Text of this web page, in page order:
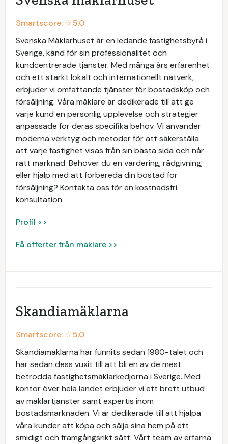
Smartscore: ☆5.0
Svenska Mäklarhuset är en ledande fastighetsbyrå i
Sverige, känd för sin professionalitet och
kundcentrerade tjänster. Med många års erfarenhet
och ett starkt lokalt och internationellt nätverk,
erbjuder vi omfattande tjänster för bostadsköp och
försäljning. Våra mäklare är dedikerade till att ge
varje kund en personlig upplevelse och strategier
anpassade för deras specifika behov. Vi använder
moderna verktyg och metoder för att säkerställa
att varje fastighet visas från sin bästa sida och når
rätt marknad. Behöver du en värdering, rådgivning,
eller hjälp med att förbereda din bostad för
försäljning? Kontakta oss för en kostnadsfri
konsultation.
Profil >>
Få offerter från mäklare >>
Skandiamäklarna
Smartscore: ☆5.0
Skandiamäklarna har funnits sedan 1980-talet och
har sedan dess vuxit till att bli en av de mest
betrodda fastighetsmäklarkedjorna i Sverige. Med
kontor över hela landet erbjuder vi ett brett utbud
av mäklartjänster samt expertis inom
bostadsmarknaden. Vi är dedikerade till att hjälpa
våra kunder att köpa och sälja sina hem på ett
smidigt och framgångsrikt sätt. Vårt team av erfarna